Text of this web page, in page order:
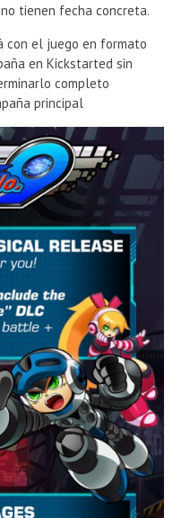
tienen fecha concreta.
con el juego en formato
en Kickstarted sin
completo
principal